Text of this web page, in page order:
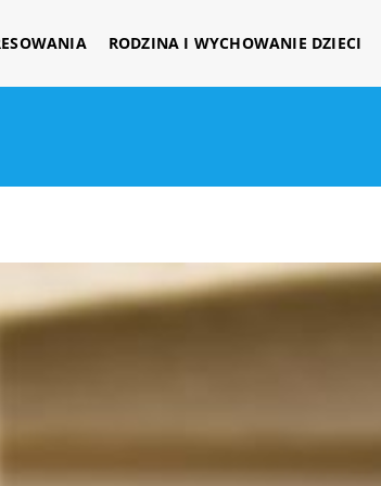
RODZINA I WYCHOWANIE DZIECI